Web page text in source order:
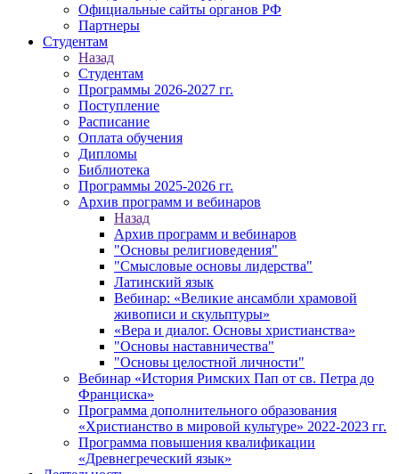
Официальные сайты органов РФ
Партнеры
Студентам
Назад
Студентам
Программы 2026-2027 гг.
Поступление
Расписание
Оплата обучения
Дипломы
Библиотека
Программы 2025-2026 гг.
Архив программ и вебинаров
Назад
Архив программ и вебинаров
"Основы религиоведения"
"Смысловые основы лидерства"
Латинский язык
Вебинар: «Великие ансамбли храмовой
живописи и скульптуры»
«Вера и диалог. Основы христианства»
"Основы наставничества"
"Основы целостной личности"
Вебинар «История Римских Пап от св. Петра до
Франциска»
Программа дополнительного образования
«Христианство в мировой культуре» 2022-2023 гг.
Программа повышения квалификации
«Древнегреческий язык»